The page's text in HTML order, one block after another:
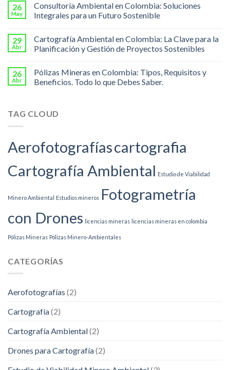
26
May
Consultoría Ambiental en Colombia: Soluciones
Integrales para un Futuro Sostenible
29
Abr
Cartografía Ambiental en Colombia: La Clave para la
Planificación y Gestión de Proyectos Sostenibles
26
Abr
Pólizas Mineras en Colombia: Tipos, Requisitos y
Beneficios. Todo lo que Debes Saber.
TAG CLOUD
Aerofotografíascartografia
Cartografía Ambiental Estudio de Viabilidad
Minero Ambiental Estudios mineros Fotogrametría
con Drones licencias mineras licencias mineras en colombia
Pólizas Mineras Pólizas Minero-Ambientales
CATEGORÍAS
Aerofotografías (2)
Cartografía(2)
Cartografía Ambiental(2)
Drones para Cartografía(2)